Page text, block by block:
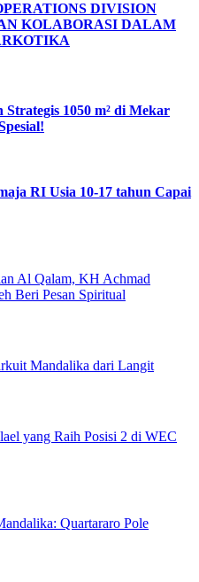
DIVISION
KOLABORASI DALAM
Strategis 1050 m² di Mekar
RI Usia 10-17 tahun Capai
Al Qalam, KH Achmad
Beri Pesan Spiritual
Mandalika dari Langit
yang Raih Posisi 2 di WEC
Quartararo Pole